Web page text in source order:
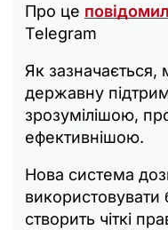
Про це
Telegram
Як
державну
зрозумілішою,
ефективнішою.
Нова система
створить чіткі